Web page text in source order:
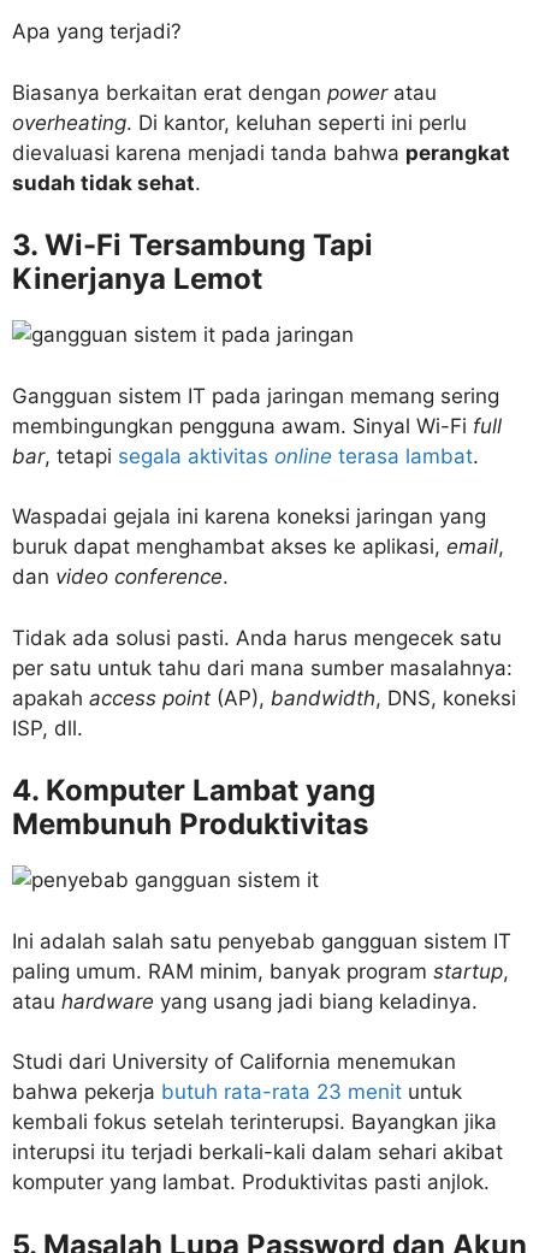
Apa yang terjadi?
Biasanya berkaitan erat dengan power atau
overheating. Di kantor, keluhan seperti ini perlu
dievaluasi karena menjadi tanda bahwa perangkat
sudah tidak sehat.
3. Wi-Fi Tersambung Tapi
Kinerjanya Lemot
Gangguan sistem IT pada jaringan memang sering
membingungkan pengguna awam. Sinyal Wi-Fi full
bar, tetapi segala aktivitas online terasa lambat.
Waspadai gejala ini karena koneksi jaringan yang
buruk dapat menghambat akses ke aplikasi, email,
dan video conference.
Tidak ada solusi pasti. Anda harus mengecek satu
per satu untuk tahu dari mana sumber masalahnya:
apakah access point (AP), bandwidth, DNS, koneksi
ISP, dll.
4. Komputer Lambat yang
Membunuh Produktivitas
Ini adalah salah satu penyebab gangguan sistem IT
paling umum. RAM minim, banyak program startup,
atau hardware yang usang jadi biang keladinya.
Studi dari University of California menemukan
bahwa pekerja butuh rata-rata 23 menit untuk
kembali fokus setelah terinterupsi. Bayangkan jika
interupsi itu terjadi berkali-kali dalam sehari akibat
komputer yang lambat. Produktivitas pasti anjlok.
5. Masalah Lupa Password dan Akun